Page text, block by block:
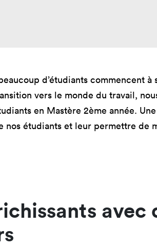
d’étudiants commencent
vers le monde du travail,
en Mastère 2ème année.
nos étudiants et leur permettre de
avec